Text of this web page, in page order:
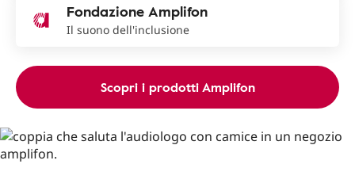
Fondazione Amplifon
Il suono dell'inclusione
Scopri i prodotti Amplifon